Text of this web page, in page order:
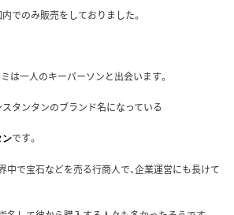
でのみ販売をしておりました。
は一人のキーパーソンと出会います。
タンタンのブランド名になっている
ンです。
中で宝石などを売る行商人で、企業運営にも長けて